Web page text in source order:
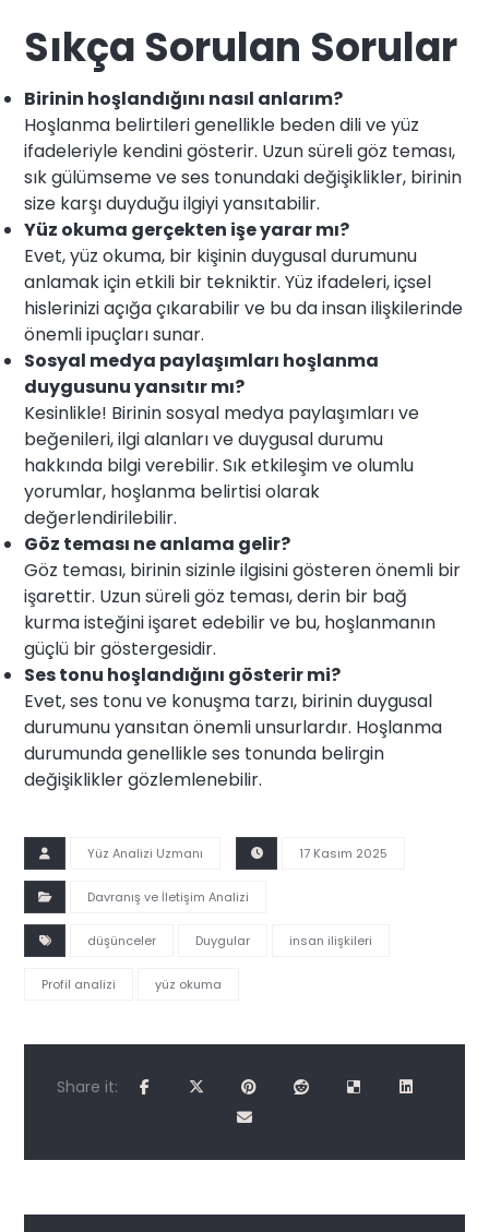
Sıkça Sorulan Sorular
Birinin hoşlandığını nasıl anlarım?
Hoşlanma belirtileri genellikle beden dili ve yüz
ifadeleriyle kendini gösterir. Uzun süreli göz teması,
sık gülümseme ve ses tonundaki değişiklikler, birinin
size karşı duyduğu ilgiyi yansıtabilir.
Yüz okuma gerçekten işe yarar mı?
Evet, yüz okuma, bir kişinin duygusal durumunu
anlamak için etkili bir tekniktir. Yüz ifadeleri, içsel
hislerinizi açığa çıkarabilir ve bu da insan ilişkilerinde
önemli ipuçları sunar.
Sosyal medya paylaşımları hoşlanma
duygusunu yansıtır mı?
Kesinlikle! Birinin sosyal medya paylaşımları ve
beğenileri, ilgi alanları ve duygusal durumu
hakkında bilgi verebilir. Sık etkileşim ve olumlu
yorumlar, hoşlanma belirtisi olarak
değerlendirilebilir.
Göz teması ne anlama gelir?
Göz teması, birinin sizinle ilgisini gösteren önemli bir
işarettir. Uzun süreli göz teması, derin bir bağ
kurma isteğini işaret edebilir ve bu, hoşlanmanın
güçlü bir göstergesidir.
Ses tonu hoşlandığını gösterir mi?
Evet, ses tonu ve konuşma tarzı, birinin duygusal
durumunu yansıtan önemli unsurlardır. Hoşlanma
durumunda genellikle ses tonunda belirgin
değişiklikler gözlemlenebilir.
Yüz Analizi Uzmanı 17 Kasım 2025
Davranış ve İletişim Analizi
düşünceler Duygular insan ilişkileri
Profil analizi yüz okuma